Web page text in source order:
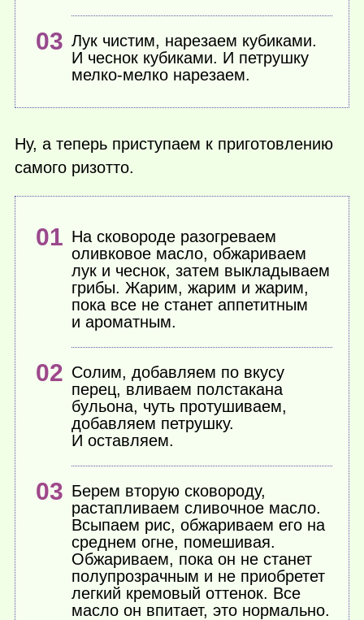
Лук чистим, нарезаем кубиками.
И чеснок кубиками. И петрушку
мелко-мелко нарезаем.
Ну, а теперь приступаем к приготовлению
самого ризотто.
На сковороде разогреваем
оливковое масло, обжариваем
лук и чеснок, затем выкладываем
грибы. Жарим, жарим и жарим,
пока все не станет аппетитным
и ароматным.
Солим, добавляем по вкусу
перец, вливаем полстакана
бульона, чуть протушиваем,
добавляем петрушку.
И оставляем.
Берем вторую сковороду,
растапливаем сливочное масло.
Всыпаем рис, обжариваем его на
среднем огне, помешивая.
Обжариваем, пока он не станет
полупрозрачным и не приобретет
легкий кремовый оттенок. Все
масло он впитает, это нормально.